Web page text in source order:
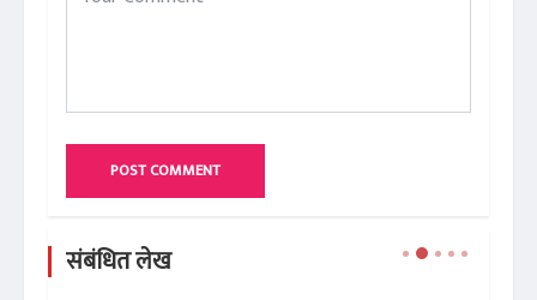
POST COMMENT
संबंधित लेख